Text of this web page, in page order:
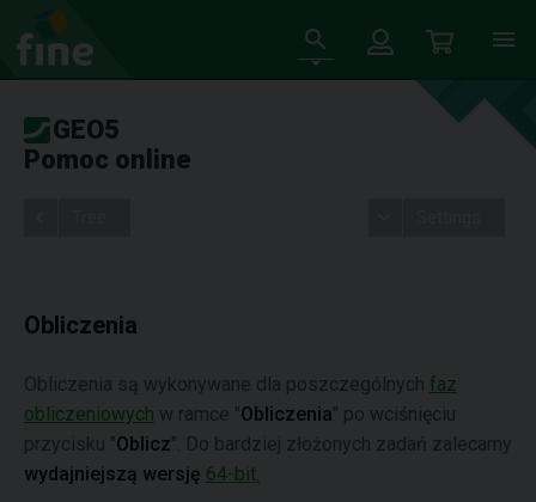
GEO5
Pomoc online
Obliczenia
Obliczenia są wykonywane dla poszczególnych faz
obliczeniowych w ramce "Obliczenia" po wciśnięciu
przycisku "Oblicz". Do bardziej złożonych zadań zalecamy
wydajniejszą wersję 64-bit.